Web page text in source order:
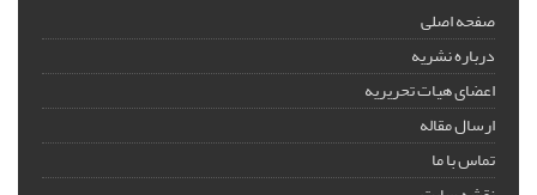
صفحه اصلی
درباره نشریه
اعضای هیات تحریریه
ارسال مقاله
تماس با ما